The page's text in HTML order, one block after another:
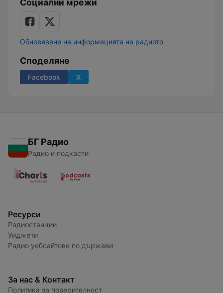
Социални мрежи
Обновяване на информацията на радиото
Споделяне
Facebook X
БГ Радио
Радио и подкасти
Ресурси
Радиостанции
Уиджети
Радио уебсайтове по държави
За нас & Контакт
Политика за поверителност